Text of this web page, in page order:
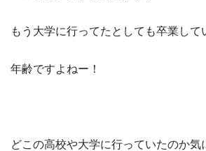
もう大学に行ってたとしても卒業して
年齢ですよねー！
どこの高校や大学に行っていたのか気